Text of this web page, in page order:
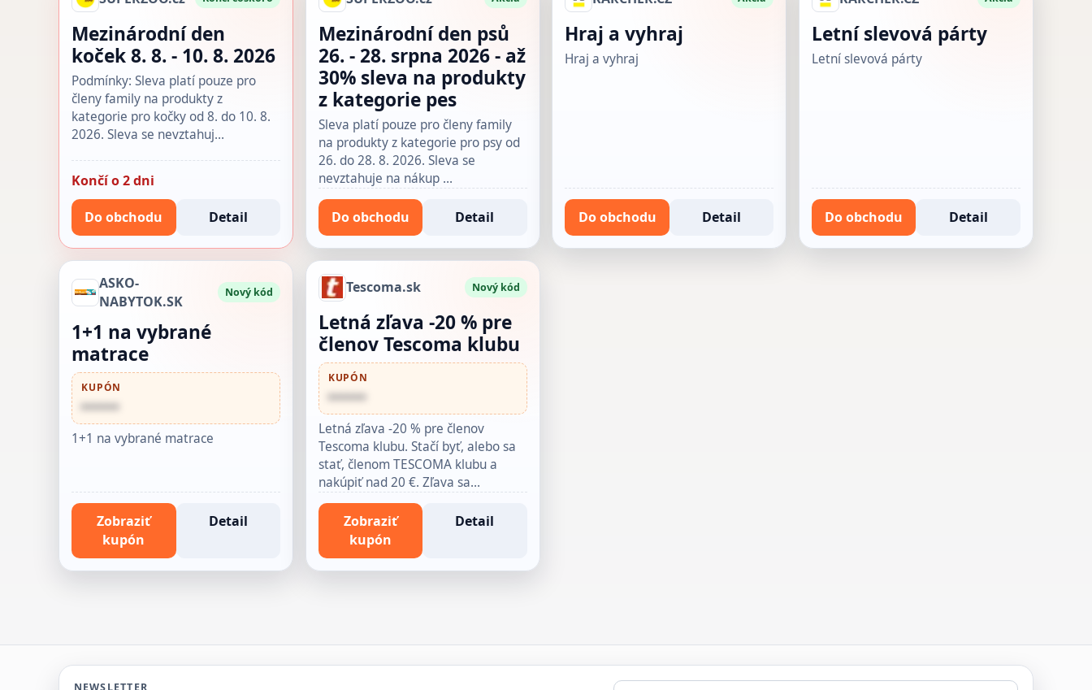
Mezinárodní den
koček 8. 8. - 10. 8. 2026
Podmínky: Sleva platí pouze pro
členy family na produkty z
kategorie pro kočky od 8. do 10. 8.
2026. Sleva se nevztahuj…
Končí o 2 dni
Do obchodu Detail
Mezinárodní den psů
26. - 28. srpna 2026 - až
30% sleva na produkty
z kategorie pes
Sleva platí pouze pro členy family
na produkty z kategorie pro psy od
26. do 28. 8. 2026. Sleva se
nevztahuje na nákup …
Do obchodu Detail
Hraj a vyhraj
Hraj a vyhraj
Do obchodu Detail
Letní slevová párty
Letní slevová párty
Do obchodu Detail
ASKO-
NABYTOK.SK
Nový kód
1+1 na vybrané
matrace
KUPÓN
••••••
1+1 na vybrané matrace
Zobraziť
kupón
Detail
Tescoma.sk Nový kód
Letná zľava -20 % pre
členov Tescoma klubu
KUPÓN
••••••
Letná zľava -20 % pre členov
Tescoma klubu. Stačí byť, alebo sa
stať, členom TESCOMA klubu a
nakúpiť nad 20 €. Zľava sa…
Zobraziť
kupón
Detail
NEWSLETTER